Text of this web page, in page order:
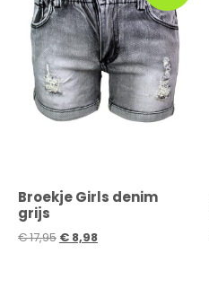
Broekje Girls denim
grijs
€17,95 € 8,98